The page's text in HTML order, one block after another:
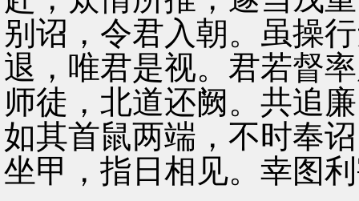
别诏，令君入朝。虽操
退，唯君是视。君若督
师徒，北道还阙。共追
如其首鼠两端，不时奉
坐甲，指日相见。幸图